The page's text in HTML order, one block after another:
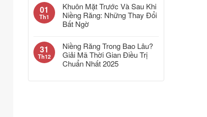
01
Th1
Khuôn Mặt Trước Và Sau Khi
Niềng Răng: Những Thay Đổi
Bất Ngờ
31
Th12
Niềng Răng Trong Bao Lâu?
Giải Mã Thời Gian Điều Trị
Chuẩn Nhất 2025